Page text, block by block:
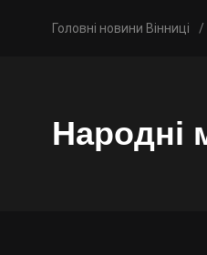
Головні новини Вінниці /
Народні